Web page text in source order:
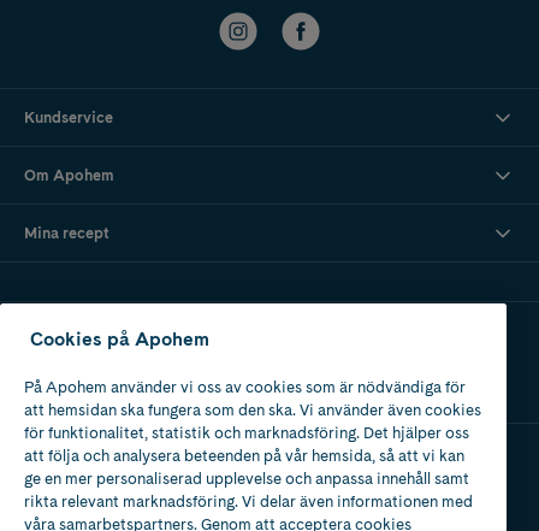
Kundservice
Om Apohem
Mina recept
Ladda ner vår app
Apotek med tillstånd
av Läkemedelsverket
Cookies på Apohem
På Apohem använder vi oss av cookies som är nödvändiga för
att hemsidan ska fungera som den ska. Vi använder även cookies
för funktionalitet, statistik och marknadsföring. Det hjälper oss
att följa och analysera beteenden på vår hemsida, så att vi kan
ge en mer personaliserad upplevelse och anpassa innehåll samt
rikta relevant marknadsföring. Vi delar även informationen med
våra samarbetspartners. Genom att acceptera cookies